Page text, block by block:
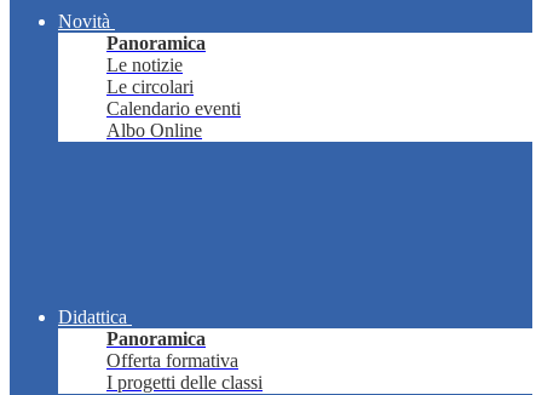
Novità
Panoramica
Le notizie
Le circolari
Calendario eventi
Albo Online
Didattica
Panoramica
Offerta formativa
I progetti delle classi